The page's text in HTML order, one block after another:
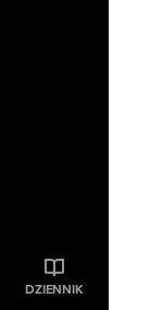
DZIENNIK